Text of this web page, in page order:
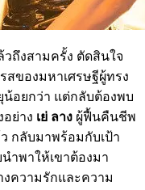
ถึงสามครั้ง ตัดสินใจ
สของมหาเศรษฐีผู้ทรง
อยกว่า แต่กลับต้องพบ
อย่าง เย่ ลาง ผู้ฟื้นคืนชีพ
กลับมาพร้อมกับเป้า
ำพาให้เขาต้องมา
ความรักและความ